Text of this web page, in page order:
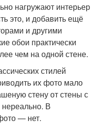
нагружают интерьер
это, и добавить ещё
и другими
обои практически
чем на одной стене.
стилей
их фото мало
стену от стены с
В
— нет.